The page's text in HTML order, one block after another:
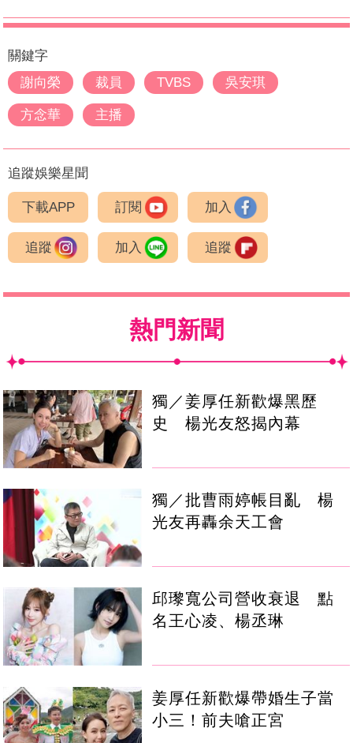
關鍵字
謝向榮
裁員 TVBS 吳安琪
方念華 主播
追蹤娛樂星聞
下載APP 訂閱 加入
追蹤 加入 追蹤
熱門新聞
獨／姜厚任新歡爆黑歷
史 楊光友怒揭內幕
獨／批曹雨婷帳目亂 楊
光友再轟余天工會
邱瓈寬公司營收衰退 點
名王心凌、楊丞琳
姜厚任新歡爆帶婚生子當
小三！前夫嗆正宮